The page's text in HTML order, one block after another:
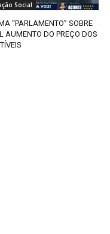
Social
“PARLAMENTO” SOBRE
AUMENTO DO PREÇO DOS